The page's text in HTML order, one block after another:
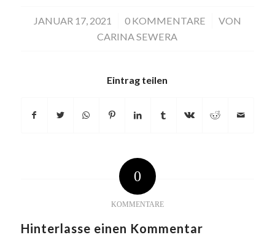
JANUAR 17, 2021
/ 0 KOMMENTARE
/
VON
CARINA SEWERA
Eintrag teilen
0
KOMMENTARE
Hinterlasse einen Kommentar